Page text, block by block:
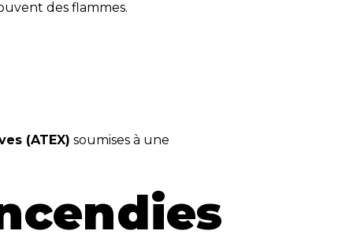
des flammes.
(ATEX) soumises à une